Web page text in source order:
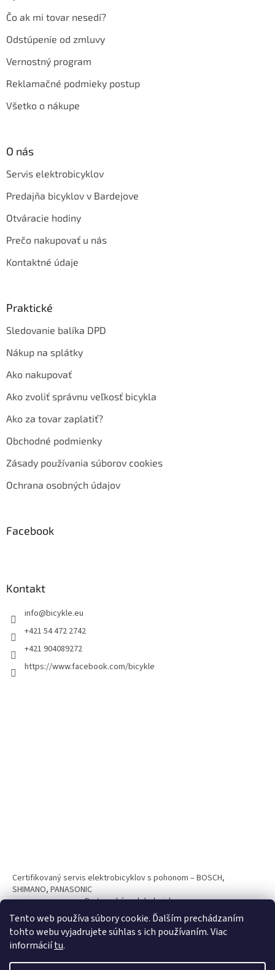
Tento web používa súbory cookie. Ďalším prechádzaním
tohto webu vyjadrujete súhlas s ich používaním. Viac
informáciítu.
Čo ak mi tovar nesedí?
Odstúpenie od zmluvy
Vernostný program
Reklamačné podmieky postup
Všetko o nákupe
O nás
Servis elektrobicyklov
Predajňa bicyklov v Bardejove
Otváracie hodiny
Prečo nakupovať u nás
Kontaktné údaje
Praktické
Sledovanie balíka DPD
Nákup na splátky
Ako nakupovať
Ako zvoliť správnu veľkosť bicykla
Ako za tovar zaplatiť?
Obchodné podmienky
Zásady používania súborov cookies
Ochrana osobných údajov
Facebook
Kontakt
info@bicykle.eu
+421 54 472 2742
+421 904089272
https://www.facebook.com/bicykle
Certifikovaný servis elektrobicyklov s pohonom – BOSCH,
SHIMANO, PANASONIC
Partnerský web hokejshop.eu